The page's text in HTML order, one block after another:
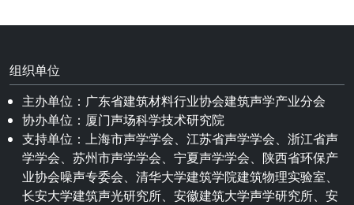
组织单位
主办单位：广东省建筑材料行业协会建筑声学产业分会
协办单位：厦门声场科学技术研究院
支持单位：上海市声学学会、江苏省声学学会、浙江省声
学学会、苏州市声学学会、宁夏声学学会、陕西省环保产
业协会噪声专委会、清华大学建筑学院建筑物理实验室、
长安大学建筑声光研究所、安徽建筑大学声学研究所、安